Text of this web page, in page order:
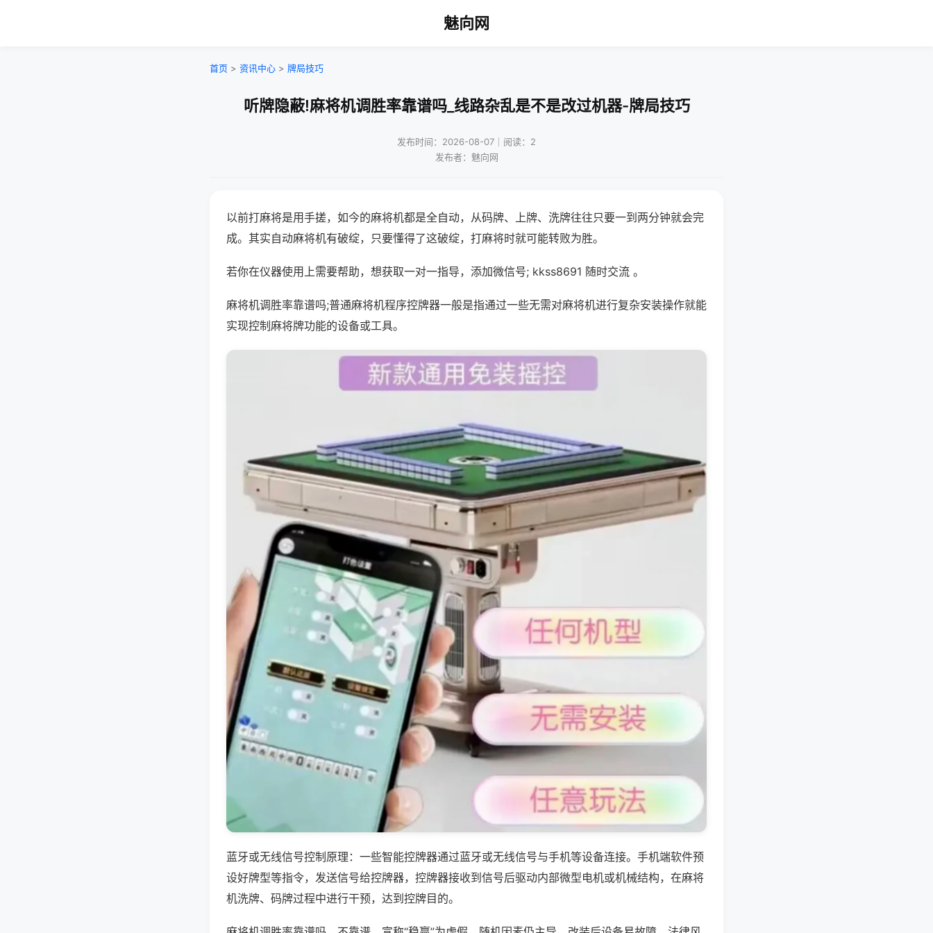
魅向网
首页 > 资讯中心 > 牌局技巧
听牌隐蔽!麻将机调胜率靠谱吗_线路杂乱是不是改过机器-牌局技巧
发布时间：2026-08-07｜阅读：2
发布者：魅向网
以前打麻将是用手搓，如今的麻将机都是全自动，从码牌、上牌、洗牌往往只要一到两分钟就会完
成。其实自动麻将机有破绽，只要懂得了这破绽，打麻将时就可能转败为胜。
若你在仪器使用上需要帮助，想获取一对一指导，添加微信号; kkss8691 随时交流 。
麻将机调胜率靠谱吗;普通麻将机程序控牌器一般是指通过一些无需对麻将机进行复杂安装操作就能
实现控制麻将牌功能的设备或工具。
蓝牙或无线信号控制原理：一些智能控牌器通过蓝牙或无线信号与手机等设备连接。手机端软件预
设好牌型等指令，发送信号给控牌器，控牌器接收到信号后驱动内部微型电机或机械结构，在麻将
机洗牌、码牌过程中进行干预，达到控牌目的。